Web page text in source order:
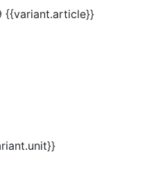
{{variant.article}}